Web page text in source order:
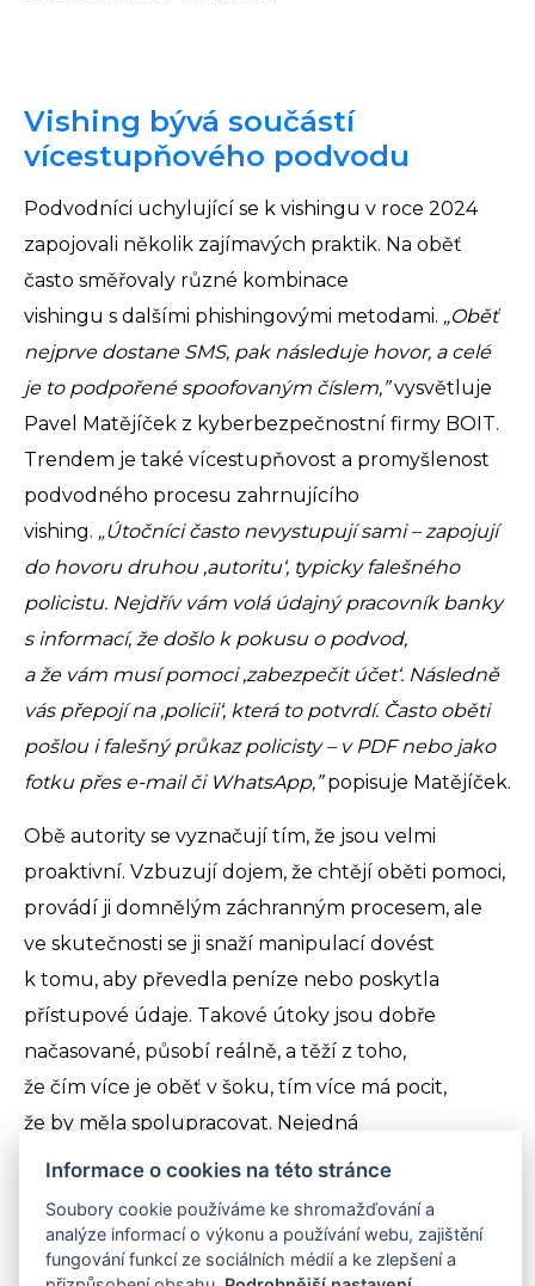
Vishing bývá součástí
vícestupňového podvodu
Podvodníci uchylující se k vishingu v roce 2024
zapojovali několik zajímavých praktik. Na oběť
často směřovaly různé kombinace
vishingu s dalšími phishingovými metodami. „Oběť
nejprve dostane SMS, pak následuje hovor, a celé
je to podpořené spoofovaným číslem,”vysvětluje
Pavel Matějíček z kyberbezpečnostní firmy BOIT.
Trendem je také vícestupňovost a promyšlenost
podvodného procesu zahrnujícího
vishing. „Útočníci často nevystupují sami – zapojují
do hovoru druhou ‚autoritu‘, typicky falešného
policistu. Nejdřív vám volá údajný pracovník banky
s informací, že došlo k pokusu o podvod,
a že vám musí pomoci ‚zabezpečit účet‘. Následně
vás přepojí na ‚policii‘, která to potvrdí. Často oběti
pošlou i falešný průkaz policisty – v PDF nebo jako
fotku přes e-mail či WhatsApp,”popisuje Matějíček.
Obě autority se vyznačují tím, že jsou velmi
proaktivní. Vzbuzují dojem, že chtějí oběti pomoci,
provádí ji domnělým záchranným procesem, ale
ve skutečnosti se ji snaží manipulací dovést
k tomu, aby převedla peníze nebo poskytla
přístupové údaje. Takové útoky jsou dobře
načasované, působí reálně, a těží z toho,
že čím více je oběť v šoku, tím více má pocit,
že by měla spolupracovat. Nejedná
se o improvizaci, ale o pečlivě připravovaný scénář.
hovoru s různými větvemi podle toho, jak oběť
reaguje. Ví, jak člověka udržet v hovoru, jak ji
Informace o cookies na této stránce
Soubory cookie používáme ke shromažďování a
analýze informací o výkonu a používání webu, zajištění
fungování funkcí ze sociálních médií a ke zlepšení a